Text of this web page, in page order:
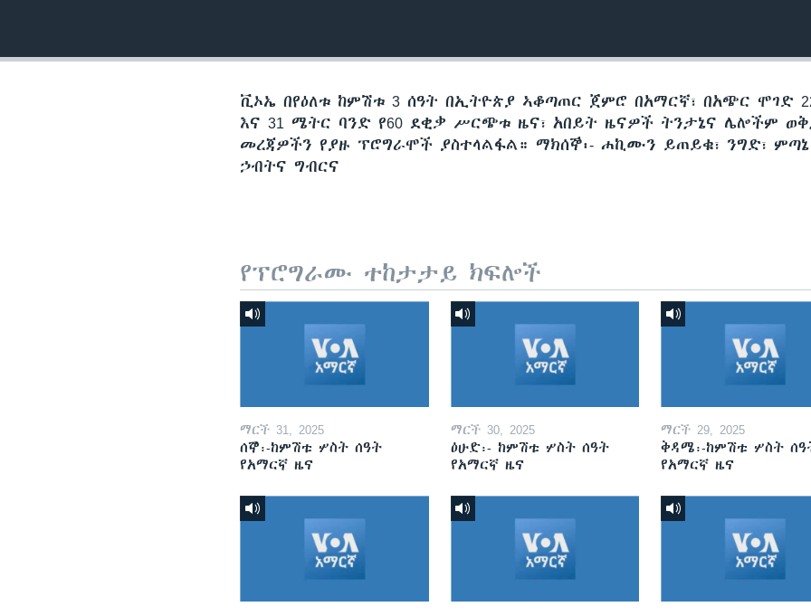
ቪኦኤ በየዕለቱ ከምሽቱ 3 ሰዓት በኢትዮጵያ ኣቆጣጠር ጀምሮ በአማርኛ፣ በአጭር ሞገድ
እና 31 ሜትር ባንድ የ60 ደቂቃ ሥርጭቱ ዜና፣ አበይት ዜናዎች ትንታኔና ሌሎችም
መረጃዎችን የያዙ ፕሮግራሞች ያስተላልፋል። ማክሰኞ፡- ሐኪሙን ይጠይቁ፣ ንግድ፣ ምጣኔ
ኃብትና ግብርና
የፕሮግራሙ ተከታታይ ክፍሎች
ማርች 31, 2025
ሰኞ፡-ከምሽቱ ሦስት ሰዓት
የአማርኛ ዜና
ማርች 30, 2025
ዕሁድ፡- ከምሽቱ ሦስት ሰዓት
የአማርኛ ዜና
ማርች 29, 2025
ቅዳሜ፡-ከምሽቱ ሦስት
የአማርኛ ዜና